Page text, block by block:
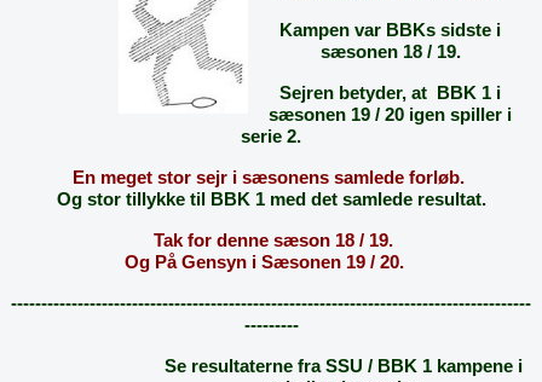
Kampen var BBKs sidste i
sæsonen 18 / 19.
Sejren betyder, at BBK 1 i
sæsonen 19 / 20 igen spiller i
serie 2.
En meget stor sejr i sæsonens samlede forløb.
Og stor tillykke til BBK 1 med det samlede resultat.
Tak for denne sæson 18 / 19.
Og På Gensyn i Sæsonen 19 / 20.
--------------------------------------------------------------------------------------
---------
Se resultaterne fra SSU / BBK 1 kampene i